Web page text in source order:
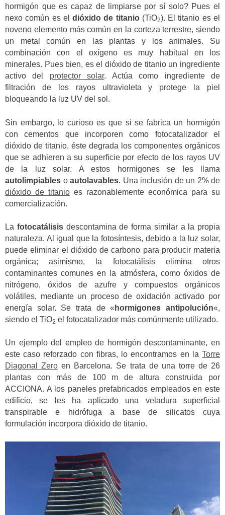
hormigón que es capaz de limpiarse por sí solo? Pues el
nexo común es eldióxido de titanio(TiO2). El titanio es el
noveno elemento más común en la corteza terrestre, siendo
un metal común en las plantas y los animales. Su
combinación con el oxígeno es muy habitual en los
minerales. Pues bien, es el dióxido de titanio un ingrediente
activo del protector solar. Actúa como ingrediente de
filtración de los rayos ultravioleta y protege la piel
bloqueando la luz UV del sol.
Sin embargo, lo curioso es que si se fabrica un hormigón
con cementos que incorporen como fotocatalizador el
dióxido de titanio, éste degrada los componentes orgánicos
que se adhieren a su superficie por efecto de los rayos UV
de la luz solar. A estos hormigones se les llama
autolimpiables o autolavables. Una inclusión de un 2% de
dióxido de titanio es razonablemente económica para su
comercialización.
La fotocatálisisdescontamina de forma similar a la propia
naturaleza. Al igual que la fotosíntesis, debido a la luz solar,
puede eliminar el dióxido de carbono para producir materia
orgánica; asimismo, la fotocatálisis elimina otros
contaminantes comunes en la atmósfera, como óxidos de
nitrógeno, óxidos de azufre y compuestos orgánicos
volátiles, mediante un proceso de oxidación activado por
energía solar. Se trata de « hormigones antipolución«,
siendo el TiO2 el fotocatalizador más comúnmente utilizado.
Un ejemplo del empleo de hormigón descontaminante, en
este caso reforzado con fibras, lo encontramos en la Torre
Diagonal Zero en Barcelona. Se trata de una torre de 26
plantas con más de 100 m de altura construida por
ACCIONA. A los paneles prefabricados empleados en este
edificio, se les ha aplicado una veladura superficial
transpirable e hidrófuga a base de silicatos cuya
formulación incorpora dióxido de titanio.